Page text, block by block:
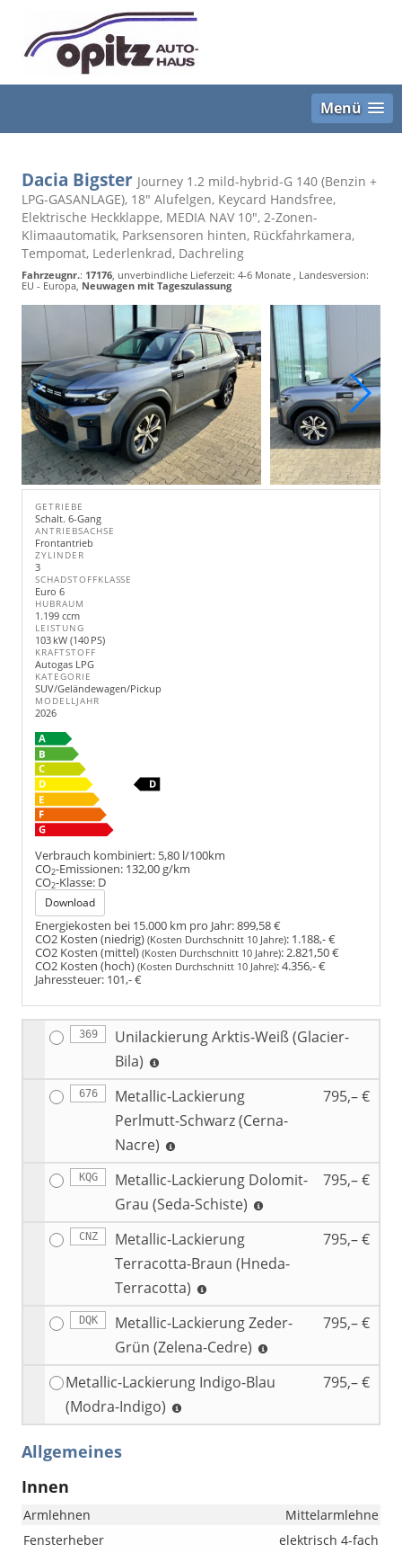
Menü
Dacia Bigster Journey 1.2 mild-hybrid-G 140 (Benzin +
LPG-GASANLAGE), 18" Alufelgen, Keycard Handsfree,
Elektrische Heckklappe, MEDIA NAV 10", 2-Zonen-
Klimaautomatik, Parksensoren hinten, Rückfahrkamera,
Tempomat, Lederlenkrad, Dachreling
Fahrzeugnr.: 17176, unverbindliche Lieferzeit: 4-6 Monate , Landesversion:
EU - Europa, Neuwagen mit Tageszulassung
GETRIEBE
Schalt. 6-Gang
ANTRIEBSACHSE
Frontantrieb
ZYLINDER
3
SCHADSTOFFKLASSE
Euro 6
HUBRAUM
1.199 ccm
LEISTUNG
103 kW (140 PS)
KRAFTSTOFF
Autogas LPG
KATEGORIE
SUV/Geländewagen/Pickup
MODELLJAHR
2026
Verbrauch kombiniert: 5,80 l/100km
CO2-Emissionen: 132,00 g/km
CO2-Klasse: D
Download
Energiekosten bei 15.000 km pro Jahr:899,58 €
CO2 Kosten (niedrig) (Kosten Durchschnitt 10 Jahre): 1.188,- €
CO2 Kosten (mittel) (Kosten Durchschnitt 10 Jahre):2.821,50 €
CO2 Kosten (hoch) (Kosten Durchschnitt 10 Jahre):4.356,- €
Jahressteuer: 101,- €
369
Unilackierung Arktis-Weiß (Glacier-
Bila)
676
Metallic-Lackierung
Perlmutt-Schwarz (Cerna-
Nacre)
795,– €
KQG
Metallic-Lackierung Dolomit-
Grau (Seda-Schiste)
795,– €
CNZ
Metallic-Lackierung
Terracotta-Braun (Hneda-
Terracotta)
795,– €
DQK
Metallic-Lackierung Zeder-
Grün (Zelena-Cedre)
795,– €
Metallic-Lackierung Indigo-Blau
(Modra-Indigo)
795,– €
Allgemeines
Innen
Armlehnen
Mittelarmlehne
Fensterheber
elektrisch 4-fach